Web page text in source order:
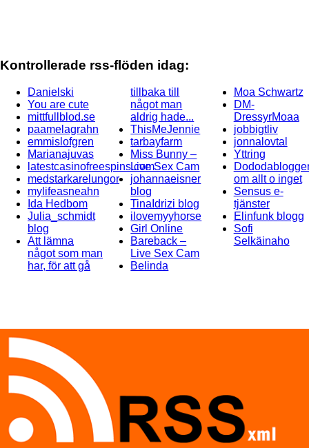
Kontrollerade rss-flöden idag:
Danielski
You are cute
mittfullblod.se
paamelagrahn
emmislofgren
Marianajuvas
latestcasinofreespins.com
medstarkarelungor
mylifeasneahn
Ida Hedbom
Julia_schmidt
blog
Att lämna
något som man
har, för att gå
tillbaka till
något man
aldrig hade...
ThisMeJennie
tarbayfarm
Miss Bunny –
Live Sex Cam
johannaeisner
blog
TinaIdrizi blog
ilovemyyhorse
Girl Online
Bareback –
Live Sex Cam
Belinda
Moa Schwartz
DM-
DressyrMoaa
jobbigtliv
jonnalovtal
Yttring
om allt o inget
Sensus e-
tjänster
Elinfunk blogg
Sofi
Selkäinaho